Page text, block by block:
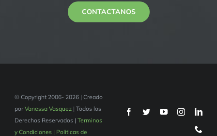
CONTACTANOS
© Copyright 2006- 2026 | Creado
porVanessa Vasquez| Todos los
Derechos Reservados | Terminos
y Condiciones | Politicas de